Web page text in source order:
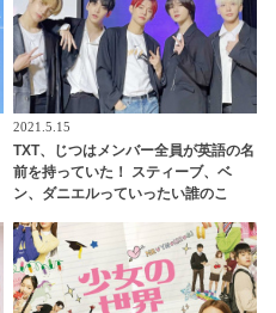
2021.5.15
TXT、じつはメンバー全員が英語の名
前を持っていた！ スティーブ、ベ
ン、ダニエルっていったい誰のこ
ほえましい姿も公開